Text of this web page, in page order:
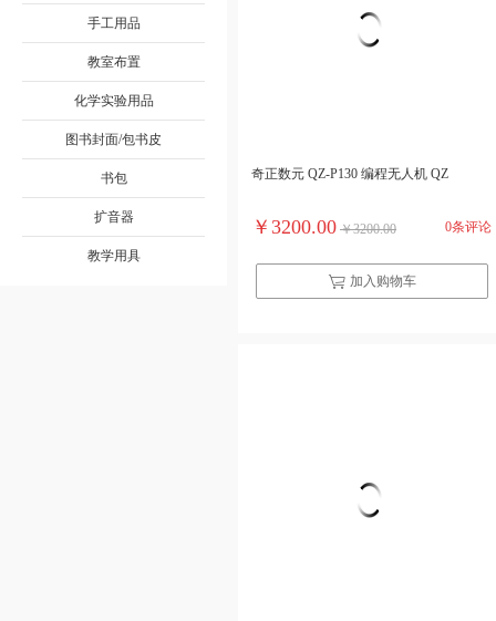
手工用品
教室布置
化学实验用品
图书封面/包书皮
书包
扩音器
教学用具
奇正数元 QZ-P130 编程无人机 QZ
￥3200.00 ￥3200.00 0条评论
加入购物车